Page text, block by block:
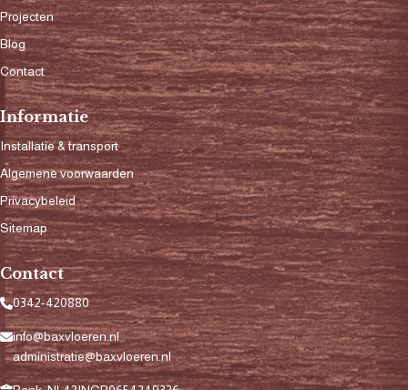
Projecten
Blog
Contact
Informatie
Installatie & transport
Algemene voorwaarden
Privacybeleid
Sitemap
Contact
0342-420880
info@baxvloeren.nl
administratie@baxvloeren.nl